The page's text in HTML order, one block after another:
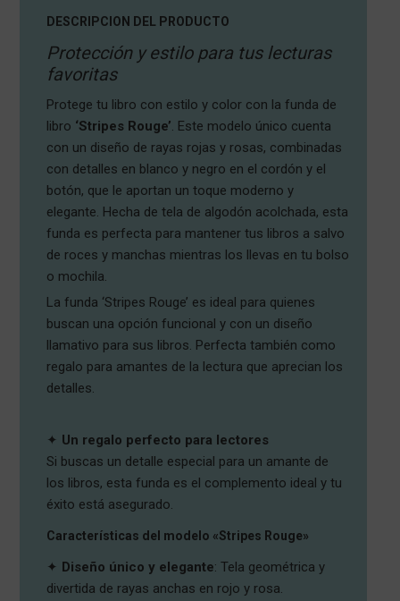
DESCRIPCION DEL PRODUCTO
Protección y estilo para tus lecturas
favoritas
Protege tu libro con estilo y color con la funda de
libro ‘Stripes Rouge’. Este modelo único cuenta
con un diseño de rayas rojas y rosas, combinadas
con detalles en blanco y negro en el cordón y el
botón, que le aportan un toque moderno y
elegante. Hecha de tela de algodón acolchada, esta
funda es perfecta para mantener tus libros a salvo
de roces y manchas mientras los llevas en tu bolso
o mochila.
La funda ‘Stripes Rouge’ es ideal para quienes
buscan una opción funcional y con un diseño
llamativo para sus libros. Perfecta también como
regalo para amantes de la lectura que aprecian los
detalles.
✦ Un regalo perfecto para lectores
Si buscas un detalle especial para un amante de
los libros, esta funda es el complemento ideal y tu
éxito está asegurado.
Características del modelo «Stripes Rouge»
✦ Diseño único y elegante: Tela geométrica y
divertida de rayas anchas en rojo y rosa.